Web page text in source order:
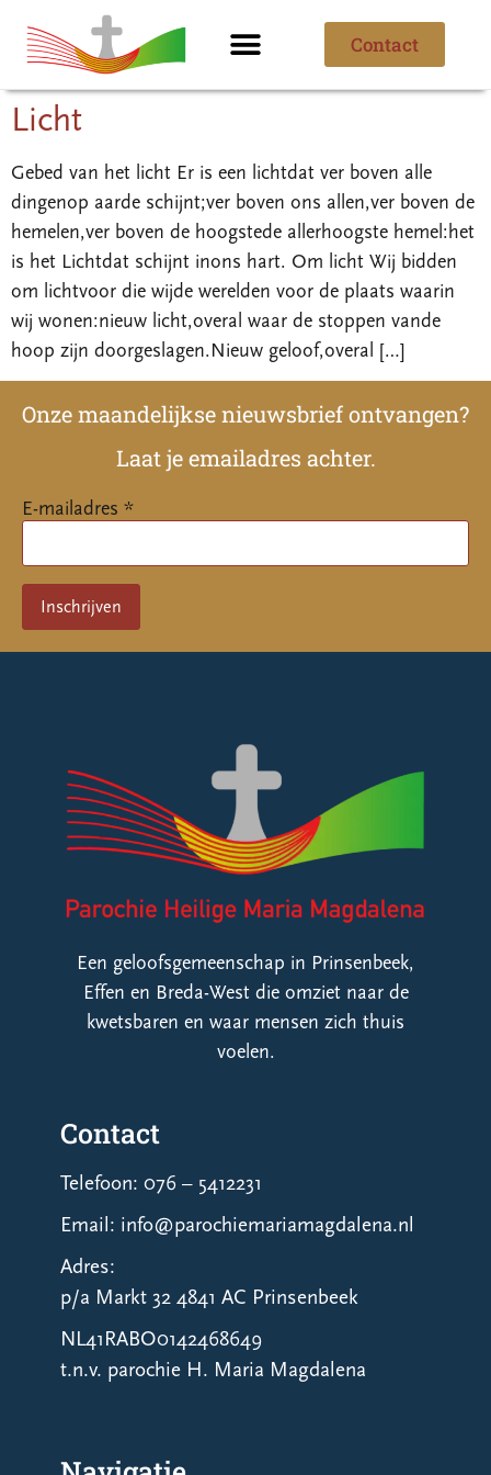
Contact
Licht
Gebed van het licht Er is een lichtdat ver boven alle
dingenop aarde schijnt;ver boven ons allen,ver boven de
hemelen,ver boven de hoogstede allerhoogste hemel:het
is het Lichtdat schijnt inons hart. Om licht Wij bidden
om lichtvoor die wijde werelden voor de plaats waarin
wij wonen:nieuw licht,overal waar de stoppen vande
hoop zijn doorgeslagen.Nieuw geloof,overal […]
Onze maandelijkse nieuwsbrief ontvangen?
Laat je emailadres achter.
E-mailadres *
Een geloofsgemeenschap in Prinsenbeek,
Effen en Breda-West die omziet naar de
kwetsbaren en waar mensen zich thuis
voelen.
Contact
Telefoon: 076 – 5412231
Email: info@parochiemariamagdalena.nl
Adres:
p/a Markt 32 4841 AC Prinsenbeek
NL41RABO0142468649
t.n.v. parochie H. Maria Magdalena